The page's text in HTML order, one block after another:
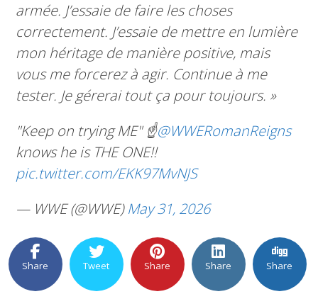
armée. J’essaie de faire les choses
correctement. J’essaie de mettre en lumière
mon héritage de manière positive, mais
vous me forcerez à agir. Continue à me
tester. Je gérerai tout ça pour toujours. »
"Keep on trying ME" ☝️@WWERomanReigns
knows he is THE ONE!!
pic.twitter.com/EKK97MvNJS
— WWE (@WWE)May 31, 2026
Share Tweet Share Share Share